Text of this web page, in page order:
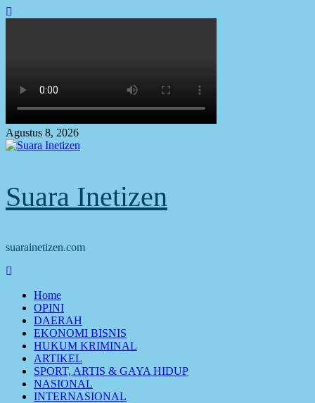
Skip
Agustus 8, 2026
Suara Inetizen
suarainetizen.com
Home
OPINI
DAERAH
EKONOMI BISNIS
HUKUM KRIMINAL
ARTIKEL
SPORT, ARTIS & GAYA HIDUP
NASIONAL
INTERNASIONAL